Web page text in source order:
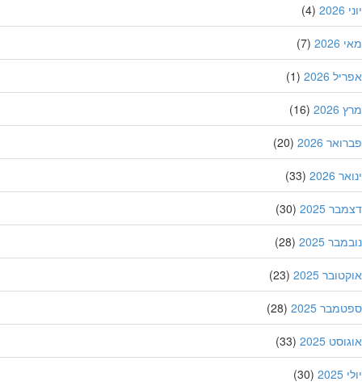
(4)
(7)
2026
(1)
(16)
2026
(20)
2026
(33)
2025
(30)
2025
(28)
2025
(23)
2025
(28)
2025
(33)
(30)